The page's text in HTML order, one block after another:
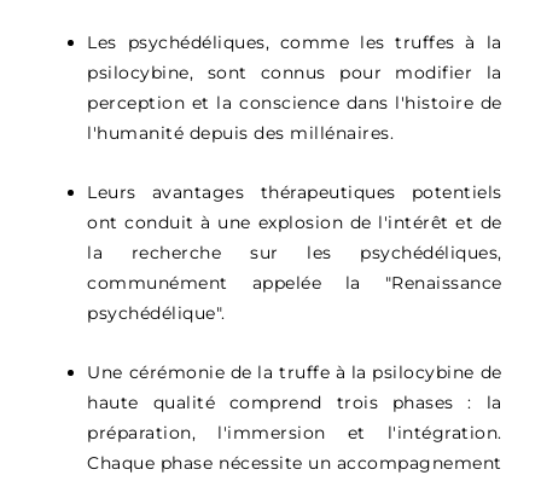
Les psychédéliques, comme les truffes à la
psilocybine, sont connus pour modifier la
perception et la conscience dans l'histoire de
l'humanité depuis des millénaires.
Leurs avantages thérapeutiques potentiels
ont conduit à une explosion de l'intérêt et de
la recherche sur les psychédéliques,
communément appelée la "Renaissance
psychédélique".
Une cérémonie de la truffe à la psilocybine de
haute qualité comprend trois phases : la
préparation, l'immersion et l'intégration.
Chaque phase nécessite un accompagnement